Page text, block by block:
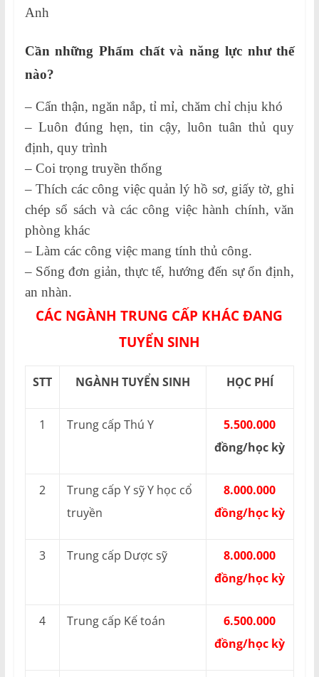
Anh
Cần những Phẩm chất và năng lực như thế
nào?
– Cẩn thận, ngăn nắp, tỉ mỉ, chăm chỉ chịu khó
– Luôn đúng hẹn, tin cậy, luôn tuân thủ quy
định, quy trình
– Coi trọng truyền thống
– Thích các công việc quản lý hồ sơ, giấy tờ, ghi
chép sổ sách và các công việc hành chính, văn
phòng khác
– Làm các công việc mang tính thủ công.
– Sống đơn giản, thực tế, hướng đến sự ổn định,
an nhàn.
CÁC NGÀNH TRUNG CẤP KHÁC ĐANG
TUYỂN SINH
STT NGÀNH TUYỂN SINH HỌC PHÍ
1 Trung cấp Thú Y
5.500.000
đồng/học kỳ
2
Trung cấp Y sỹ Y học cổ
truyền
8.000.000
đồng/học kỳ
3 Trung cấp Dược sỹ
8.000.000
đồng/học kỳ
4 Trung cấp Kế toán
6.500.000
đồng/học kỳ